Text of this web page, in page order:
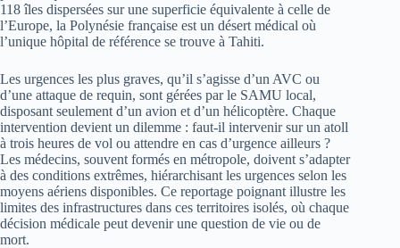
118 îles dispersées sur une superficie équivalente à celle de
l’Europe, la Polynésie française est un désert médical où
l’unique hôpital de référence se trouve à Tahiti.
Les urgences les plus graves, qu’il s’agisse d’un AVC ou
d’une attaque de requin, sont gérées par le SAMU local,
disposant seulement d’un avion et d’un hélicoptère. Chaque
intervention devient un dilemme : faut-il intervenir sur un atoll
à trois heures de vol ou attendre en cas d’urgence ailleurs ?
Les médecins, souvent formés en métropole, doivent s’adapter
à des conditions extrêmes, hiérarchisant les urgences selon les
moyens aériens disponibles. Ce reportage poignant illustre les
limites des infrastructures dans ces territoires isolés, où chaque
décision médicale peut devenir une question de vie ou de
mort.